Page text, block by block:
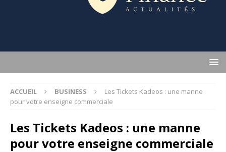
ACCUEIL BUSINESS
Les Tickets Kadeos : une manne
pour votre enseigne commerciale
Les Tickets Kadeos : une manne
pour votre enseigne commerciale